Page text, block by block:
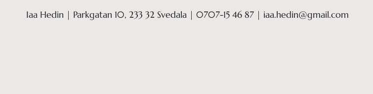
Iaa Hedin | Parkgatan 10, 233 32 Svedala | 0707-15 46 87 | iaa.hedin@gmail.com